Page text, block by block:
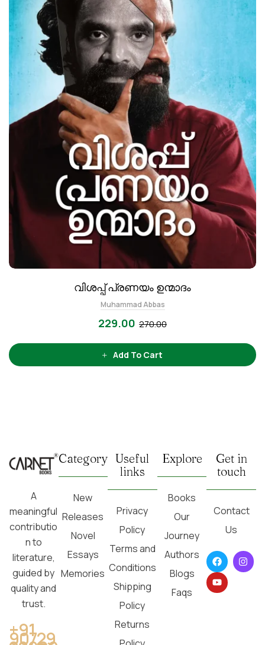
വിശപ്പ് പ്രണയം ഉന്മാദം
Muhammad Abbas
270.00
229.00
Add To Cart
A
meaningful
contributio
n to
literature,
guided by
quality and
trust.
+91
90729
Category
New
Releases
Novel
Essays
Memories
Useful
links
Privacy
Policy
Terms and
Conditions
Shipping
Policy
Returns
Explore
Books
Our
Journey
Authors
Blogs
Faqs
Get in
touch
Contact
Us